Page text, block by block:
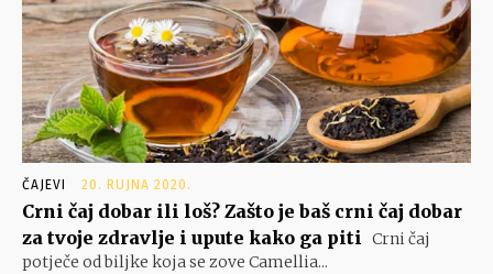
ČAJEVI 20. RUJNA 2020.
Crni čaj dobar ili loš? Zašto je baš crni čaj dobar
za tvoje zdravlje i upute kako ga piti Crni čaj
potječe od biljke koja se zove Camellia...